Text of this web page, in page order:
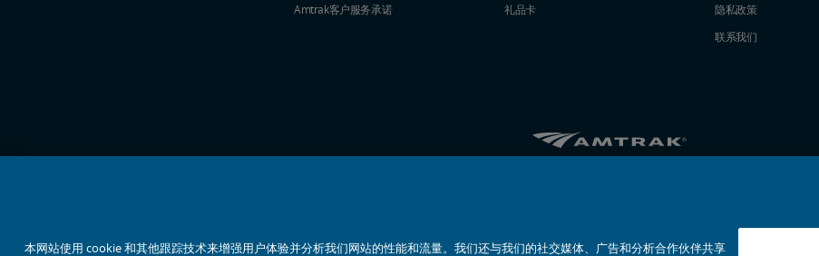
Amtrak​​​​​​​客户服务承诺
礼品卡
隐私政策
联系我们
本网站使用 cookie 和其他跟踪技术来增强用户体验并分析我们网站的性能和流量。我们还与我们的社交媒体、广告和分析合作伙伴共享